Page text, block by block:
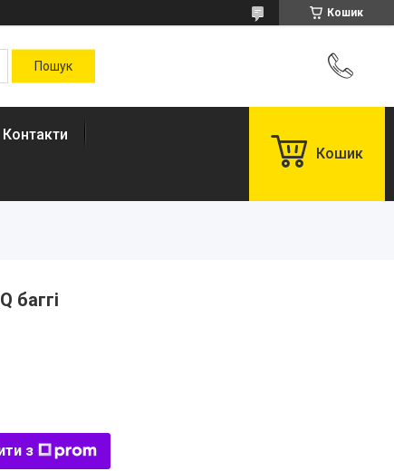
Кошик
Контакти
Кошик
баггі
з